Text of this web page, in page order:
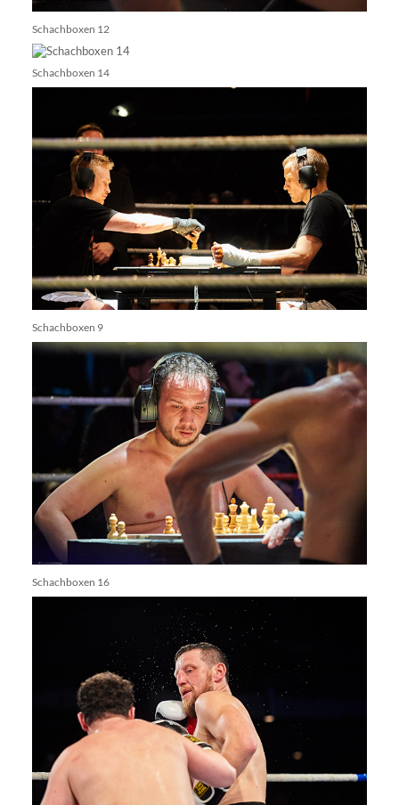
Schachboxen 12
Schachboxen 14
Schachboxen 9
Schachboxen 16